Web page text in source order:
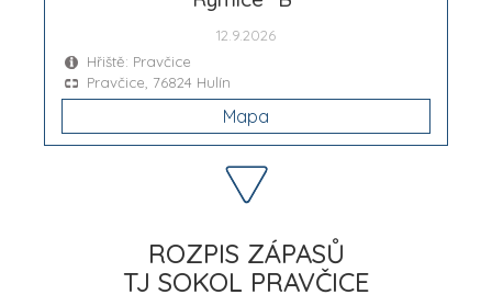
12.9.2026
Hřiště: Pravčice
Pravčice, 76824 Hulín
Mapa
ROZPIS ZÁPASŮ
TJ SOKOL PRAVČICE